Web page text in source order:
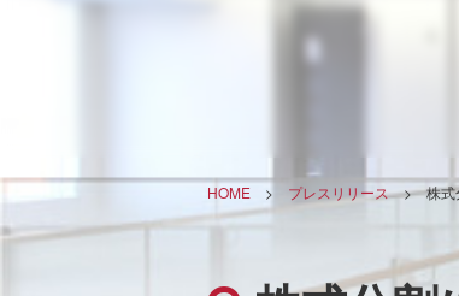
HOME > プレスリリース>株式